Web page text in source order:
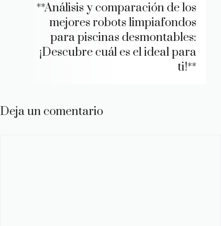
**Análisis y comparación de los
mejores robots limpiafondos
para piscinas desmontables:
¡Descubre cuál es el ideal para
ti!**
Deja un comentario